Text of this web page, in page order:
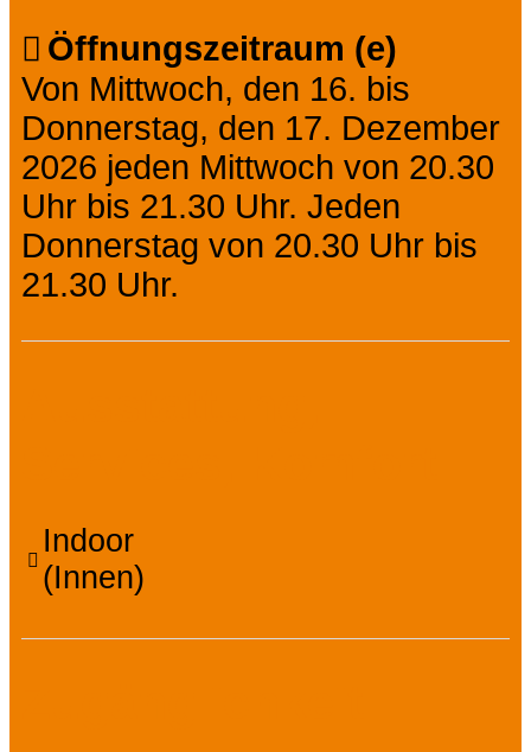
Öffnungszeitraum (e)
Von Mittwoch, den 16. bis
Donnerstag, den 17. Dezember
2026 jeden Mittwoch von 20.30
Uhr bis 21.30 Uhr. Jeden
Donnerstag von 20.30 Uhr bis
21.30 Uhr.
Indoor
(Innen)